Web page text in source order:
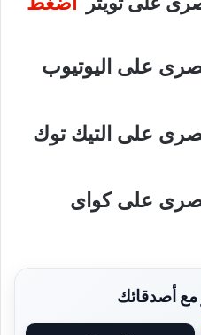
على اليوتيوب
على التيك توك
على كواى
أصدقائك